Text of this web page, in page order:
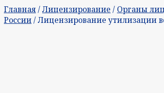
Главная/Лицензирование / Органы
России/ Лицензирование утилизации